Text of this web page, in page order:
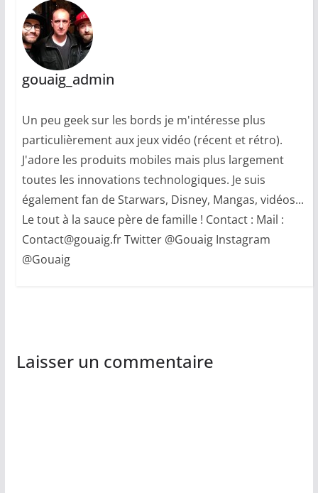
gouaig_admin
Un peu geek sur les bords je m'intéresse plus
particulièrement aux jeux vidéo (récent et rétro).
J'adore les produits mobiles mais plus largement
toutes les innovations technologiques. Je suis
également fan de Starwars, Disney, Mangas, vidéos...
Le tout à la sauce père de famille ! Contact : Mail :
Contact@gouaig.fr Twitter @Gouaig Instagram
@Gouaig
Laisser un commentaire